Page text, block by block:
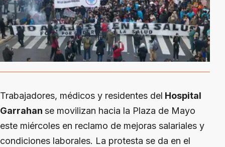
Trabajadores, médicos y residentes del Hospital
Garrahan se movilizan hacia la Plaza de Mayo
este miércoles en reclamo de mejoras salariales y
condiciones laborales. La protesta se da en el